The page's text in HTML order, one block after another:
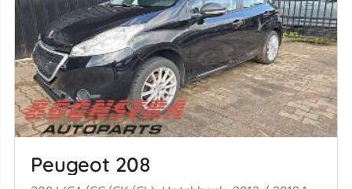
Peugeot 208